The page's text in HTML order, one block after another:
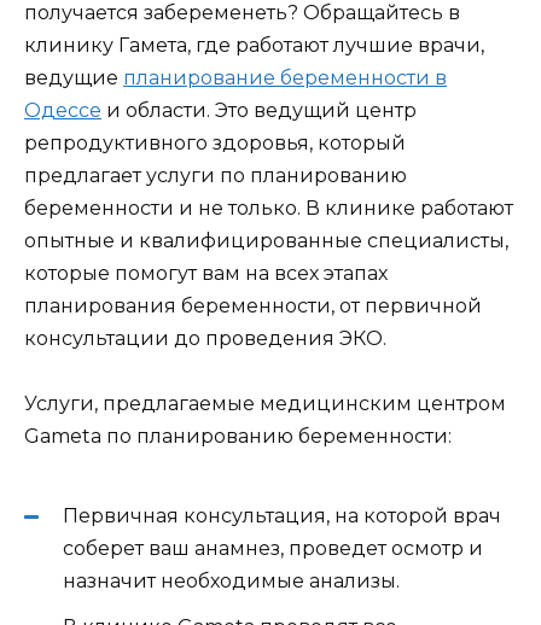
получается забеременеть? Обращайтесь в
клинику Гамета, где работают лучшие врачи,
ведущие планирование беременности в
Одессе и области. Это ведущий центр
репродуктивного здоровья, который
предлагает услуги по планированию
беременности и не только. В клинике работают
опытные и квалифицированные специалисты,
которые помогут вам на всех этапах
планирования беременности, от первичной
консультации до проведения ЭКО.
Услуги, предлагаемые медицинским центром
Gameta по планированию беременности:
Первичная консультация, на которой врач
соберет ваш анамнез, проведет осмотр и
назначит необходимые анализы.